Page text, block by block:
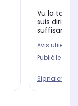
Vu la taille
suis dirigé
suffisant
Avis utile ?
Publié le
Signaler un